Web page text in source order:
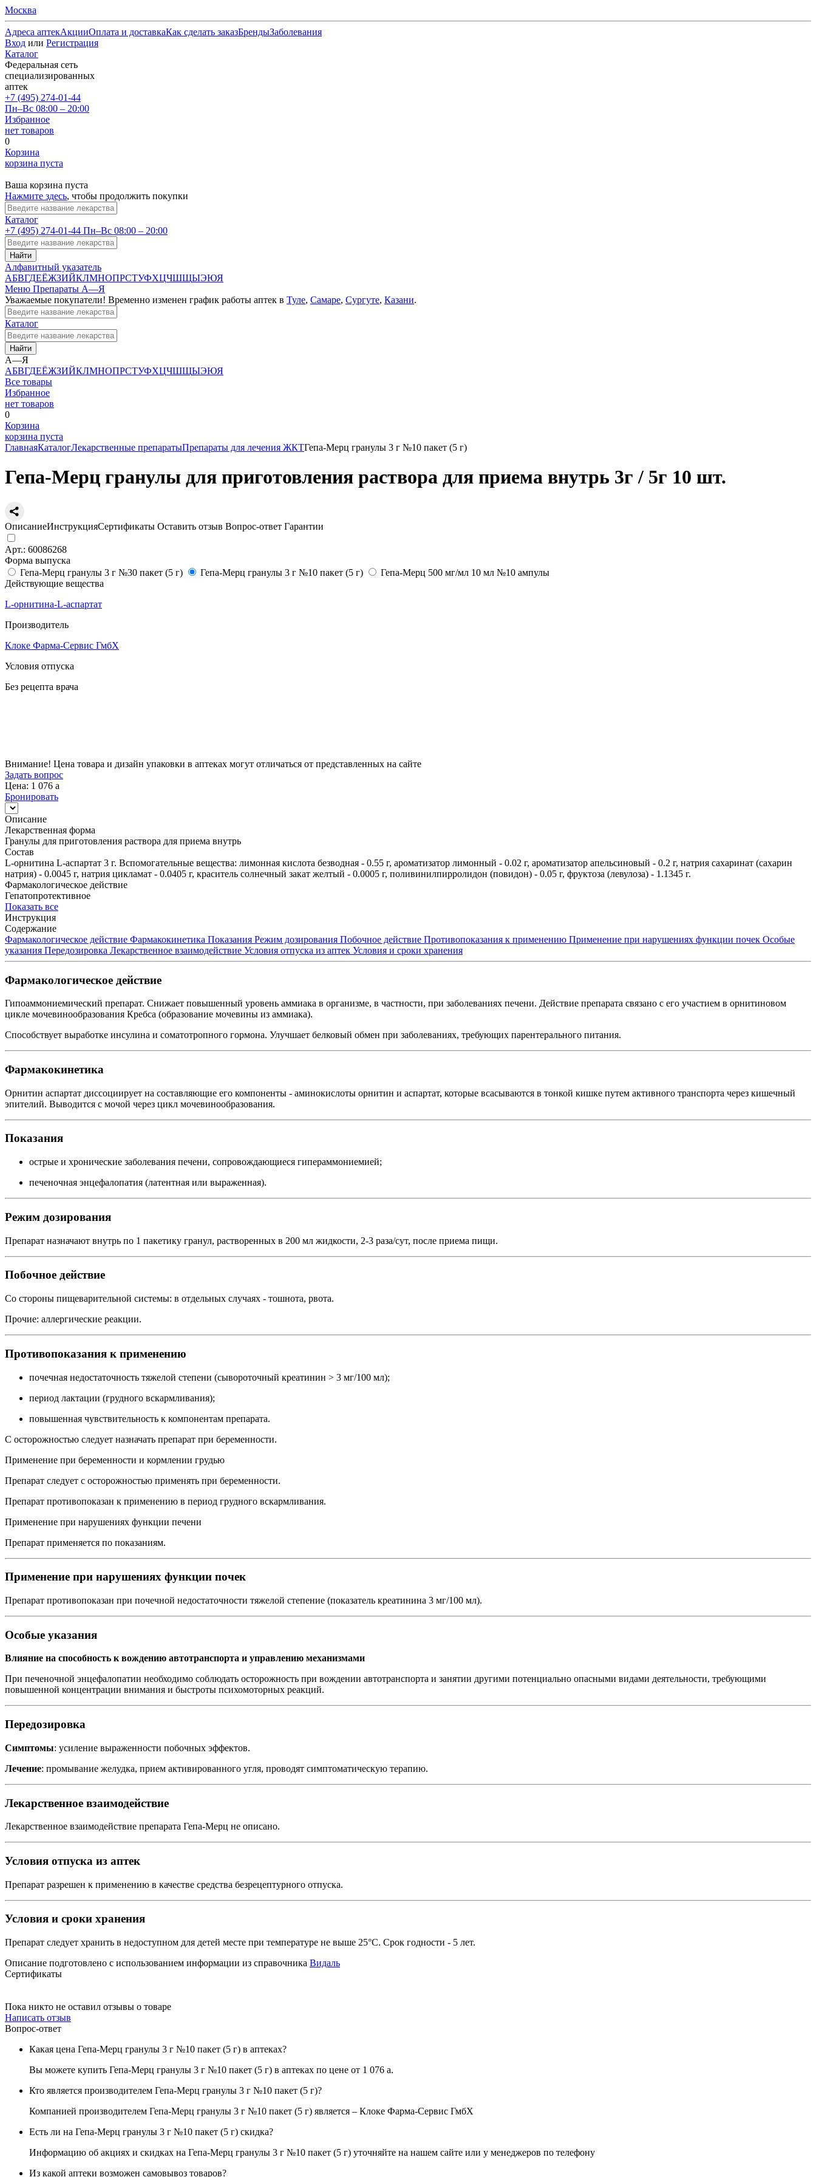
Москва
Адреса аптекАкцииОплата и доставкаКак сделать заказБрендыЗаболевания
Вход или Регистрация
Каталог
Федеральная сеть
специализированных
аптек
+7 (495) 274-01-44
Пн–Вс 08:00 – 20:00
Избранное
нет товаров
0
Корзина
корзина пуста
Ваша корзина пуста
Нажмите здесь, чтобы продолжить покупки
Каталог
+7 (495) 274-01-44 Пн–Вс 08:00 – 20:00
Найти
Алфавитный указатель
АБВГДЕЁЖЗИЙКЛМНОПРСТУФХЦЧШЩЫЭЮЯ
Меню Препараты А—Я
Уважаемые покупатели! Временно изменен график работы аптек в Туле, Самаре, Сургуте, Казани.
Каталог
Найти
А—Я
АБВГДЕЁЖЗИЙКЛМНОПРСТУФХЦЧШЩЫЭЮЯ
Все товары
Избранное
нет товаров
0
Корзина
корзина пуста
ГлавнаяКаталогЛекарственные препаратыПрепараты для лечения ЖКТГепа-Мерц гранулы 3 г №10 пакет (5 г)
Гепа-Мерц гранулы для приготовления раствора для приема внутрь 3г / 5г 10 шт.
ОписаниеИнструкцияСертификаты Оставить отзыв Вопрос-ответ Гарантии
Арт.: 60086268
Форма выпуска
Гепа-Мерц гранулы 3 г №30 пакет (5 г)
Гепа-Мерц гранулы 3 г №10 пакет (5 г)
Гепа-Мерц 500 мг/мл 10 мл №10 ампулы
Действующие вещества
L-орнитина-L-аспартат
Производитель
Клоке Фарма-Сервис ГмбХ
Условия отпуска
Без рецепта врача
Внимание! Цена товара и дизайн упаковки в аптеках могут отличаться от представленных на сайте
Задать вопрос
Цена: 1 076 a
Бронировать
Описание
Лекарственная форма
Гранулы для приготовления раствора для приема внутрь
Состав
L-орнитина L-аспартат 3 г. Вспомогательные вещества: лимонная кислота безводная - 0.55 г, ароматизатор лимонный - 0.02 г, ароматизатор апельсиновый - 0.2 г, натрия сахаринат (сахарин
натрия) - 0.0045 г, натрия цикламат - 0.0405 г, краситель солнечный закат желтый - 0.0005 г, поливинилпирролидон (повидон) - 0.05 г, фруктоза (левулоза) - 1.1345 г.
Фармакологическое действие
Гепатопротективное
Показать все
Инструкция
Содержание
Фармакологическое действие Фармакокинетика Показания Режим дозирования Побочное действие Противопоказания к применению Применение при нарушениях функции почек Особые
указания Передозировка Лекарственное взаимодействие Условия отпуска из аптек Условия и сроки хранения
Фармакологическое действие
Гипоаммониемический препарат. Снижает повышенный уровень аммиака в организме, в частности, при заболеваниях печени. Действие препарата связано с его участием в орнитиновом
цикле мочевинообразования Кребса (образование мочевины из аммиака).
Способствует выработке инсулина и соматотропного гормона. Улучшает белковый обмен при заболеваниях, требующих парентерального питания.
Фармакокинетика
Орнитин аспартат диссоциирует на составляющие его компоненты - аминокислоты орнитин и аспартат, которые всасываются в тонкой кишке путем активного транспорта через кишечный
эпителий. Выводится с мочой через цикл мочевинообразования.
Показания
острые и хронические заболевания печени, сопровождающиеся гипераммониемией;
печеночная энцефалопатия (латентная или выраженная).
Режим дозирования
Препарат назначают внутрь по 1 пакетику гранул, растворенных в 200 мл жидкости, 2-3 раза/сут, после приема пищи.
Побочное действие
Со стороны пищеварительной системы: в отдельных случаях - тошнота, рвота.
Прочие: аллергические реакции.
Противопоказания к применению
почечная недостаточность тяжелой степени (сывороточный креатинин > 3 мг/100 мл);
период лактации (грудного вскармливания);
повышенная чувствительность к компонентам препарата.
С осторожностью следует назначать препарат при беременности.
Применение при беременности и кормлении грудью
Препарат следует с осторожностью применять при беременности.
Препарат противопоказан к применению в период грудного вскармливания.
Применение при нарушениях функции печени
Препарат применяется по показаниям.
Применение при нарушениях функции почек
Препарат противопоказан при почечной недостаточности тяжелой степение (показатель креатинина 3 мг/100 мл).
Особые указания
Влияние на способность к вождению автотранспорта и управлению механизмами
При печеночной энцефалопатии необходимо соблюдать осторожность при вождении автотранспорта и занятии другими потенциально опасными видами деятельности, требующими
повышенной концентрации внимания и быстроты психомоторных реакций.
Передозировка
Симптомы: усиление выраженности побочных эффектов.
Лечение: промывание желудка, прием активированного угля, проводят симптоматическую терапию.
Лекарственное взаимодействие
Лекарственное взаимодействие препарата Гепа-Мерц не описано.
Условия отпуска из аптек
Препарат разрешен к применению в качестве средства безрецептурного отпуска.
Условия и сроки хранения
Препарат следует хранить в недоступном для детей месте при температуре не выше 25°С. Срок годности - 5 лет.
Описание подготовлено с использованием информации из справочника Видаль
Сертификаты
Пока никто не оставил отзывы о товаре
Написать отзыв
Вопрос-ответ
Какая цена Гепа-Мерц гранулы 3 г №10 пакет (5 г) в аптеках?
Вы можете купить Гепа-Мерц гранулы 3 г №10 пакет (5 г) в аптеках по цене от 1 076 a.
Кто является производителем Гепа-Мерц гранулы 3 г №10 пакет (5 г)?
Компанией производителем Гепа-Мерц гранулы 3 г №10 пакет (5 г) является – Клоке Фарма-Сервис ГмбХ
Есть ли на Гепа-Мерц гранулы 3 г №10 пакет (5 г) скидка?
Информацию об акциях и скидках на Гепа-Мерц гранулы 3 г №10 пакет (5 г) уточняйте на нашем сайте или у менеджеров по телефону
Из какой аптеки возможен самовывоз товаров?